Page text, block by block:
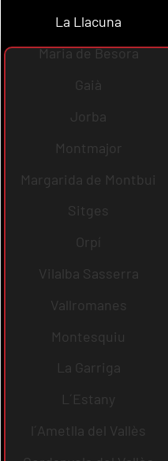
La Llacuna
Maria de Besora
Gaià
Jorba
Montmajor
Margarida de Montbui
Sitges
Orpí
Vilalba Sasserra
Vallromanes
Montesquiu
La Garriga
L´Estany
l´Ametlla del Vallès